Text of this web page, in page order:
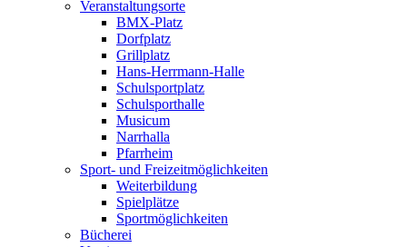
Veranstaltungsorte
BMX-Platz
Dorfplatz
Grillplatz
Hans-Herrmann-Halle
Schulsportplatz
Schulsporthalle
Musicum
Narrhalla
Pfarrheim
Sport- und Freizeitmöglichkeiten
Weiterbildung
Spielplätze
Sportmöglichkeiten
Bücherei